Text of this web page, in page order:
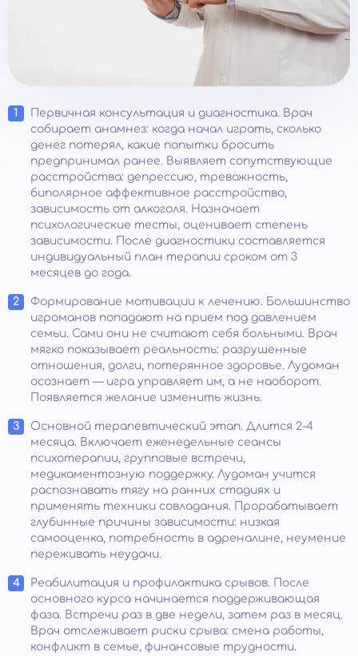
Первичная консультация и диагностика. Врач
собирает анамнез: когда начал играть, сколько
денег потерял, какие попытки бросить
предпринимал ранее. Выявляет сопутствующие
расстройства: депрессию, тревожность,
биполярное аффективное расстройство,
зависимость от алкоголя. Назначает
психологические тесты, оценивает степень
зависимости. После диагностики составляется
индивидуальный план терапии сроком от 3
месяцев до года.
Формирование мотивации к лечению. Большинство
игроманов попадают на прием под давлением
семьи. Сами они не считают себя больными. Врач
мягко показывает реальность: разрушенные
отношения, долги, потерянное здоровье. Лудоман
осознает — игра управляет им, а не наоборот.
Появляется желание изменить жизнь.
Основной терапевтический этап. Длится 2-4
месяца. Включает еженедельные сеансы
психотерапии, групповые встречи,
медикаментозную поддержку. Лудоман учится
распознавать тягу на ранних стадиях и
применять техники совладания. Прорабатывает
глубинные причины зависимости: низкая
самооценка, потребность в адреналине, неумение
переживать неудачи.
Реабилитация и профилактика срывов. После
основного курса начинается поддерживающая
фаза. Встречи раз в две недели, затем раз в месяц.
Врач отслеживает риски срыва: смена работы,
конфликт в семье, финансовые трудности.